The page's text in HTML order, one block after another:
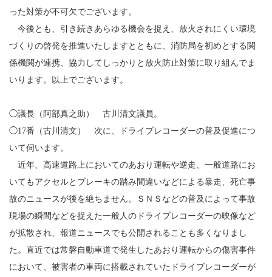
った対策が不可欠でございます。
今後とも、引き続きあらゆる機会を捉え、放火されにくい環境
づくりの啓発を推進いたしますとともに、消防局を初めとする関
係機関が連携、協力してしっかりと放火防止対策に取り組んでま
いります。以上でございます。
◯議長（阿部真之助） 古川清文議員。
◯17番（古川清文） 次に、ドライブレコーダーの普及促進につ
いて伺います。
近年、高速道路上においてのあおり運転や逆走、一般道路にお
いてもアクセルとブレーキの踏み間違いなどによる暴走、死亡事
故のニュースが後を絶ちません。ＳＮＳなどの普及によって事故
現場の瞬間などを捉えた一般人のドライブレコーダーの映像など
が拡散され、報道ニュースでも公開されることも多くなりまし
た。直近では常磐自動車道で発生したあおり運転からの傷害事件
において、被害者の車両に搭載されていたドライブレコーダーが